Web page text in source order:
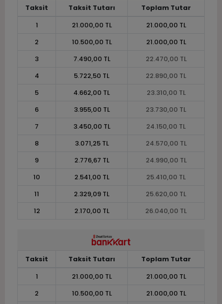
Taksit Taksit Tutarı
Toplam Tutar
1
21.000,00 TL
21.000,00 TL
2
10.500,00 TL
21.000,00 TL
3
7.490,00 TL
22.470,00 TL
4
5.722,50 TL
22.890,00 TL
5
4.662,00 TL
23.310,00 TL
6
3.955,00 TL
23.730,00 TL
7
3.450,00 TL
24.150,00 TL
8
3.071,25 TL
24.570,00 TL
9
2.776,67 TL
24.990,00 TL
10
2.541,00 TL
25.410,00 TL
11
2.329,09 TL
25.620,00 TL
12
2.170,00 TL 26.040,00 TL
Taksit Taksit Tutarı
Toplam Tutar
1
21.000,00 TL
21.000,00 TL
2
10.500,00 TL
21.000,00 TL